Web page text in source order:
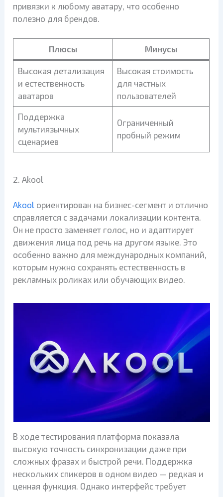
привязки к любому аватару, что особенно
полезно для брендов.
Плюсы Минусы
Высокая детализация
и естественность
аватаров
Высокая стоимость
для частных
пользователей
Поддержка
мультиязычных
сценариев
Ограниченный
пробный режим
2. Akool
Akool ориентирован на бизнес-сегмент и отлично
справляется с задачами локализации контента.
Он не просто заменяет голос, но и адаптирует
движения лица под речь на другом языке. Это
особенно важно для международных компаний,
которым нужно сохранять естественность в
рекламных роликах или обучающих видео.
В ходе тестирования платформа показала
высокую точность синхронизации даже при
сложных фразах и быстрой речи. Поддержка
нескольких спикеров в одном видео — редкая и
ценная функция. Однако интерфейс требует